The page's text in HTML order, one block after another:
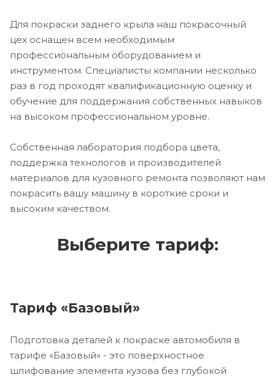
Для покраски заднего крыла наш покрасочный
цех оснащен всем необходимым
профессиональным оборудованием и
инструментом. Специалисты компании несколько
раз в год проходят квалификационную оценку и
обучение для поддержания собственных навыков
на высоком профессиональном уровне.
Собственная лаборатория подбора цвета,
поддержка технологов и производителей
материалов для кузовного ремонта позволяют нам
покрасить вашу машину в короткие сроки и
высоким качеством.
Выберите тариф:
Тариф «Базовый»
Подготовка деталей к покраске автомобиля в
тарифе «Базовый» - это поверхностное
шлифование элемента кузова без глубокой